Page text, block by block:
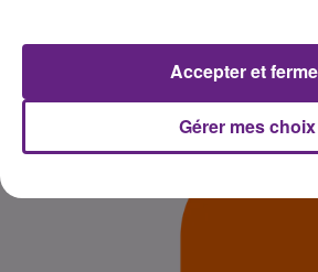
Pigiste
Gérer mes choix
Accepter et